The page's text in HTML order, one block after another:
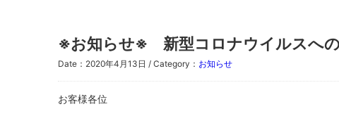
※お知らせ※ 新型コロナウイルスへ
Date：2020年4月13日 / Category： お知らせ
お客様各位